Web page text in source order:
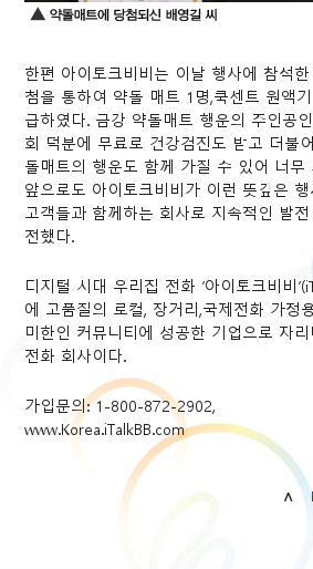
한편 아이토크비비는 이날 행사에 참석
첨을 통하여 약돌 매트 1명,쿡센트 원액
급하였다. 금강 약돌매트 행운의 주인공
회 덕분에 무료로 건강검진도 받고 더불
돌매트의 행운도 함께 가질 수 있어 너무
앞으로도 아이토크비비가 이런 뜻깊은
고객들과 함께하는 회사로 지속적인 발
전했다.
디지털 시대 우리집 전화 ‘아이토크비비
에 고품질의 로컬, 장거리,국제전화 가정
미한인 커뮤니티에 성공한 기업으로 자
전화 회사이다.
가입문의: 1-800-872-2902,
www.Korea.iTalkBB.com
∧